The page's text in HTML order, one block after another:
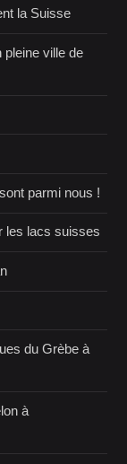
la Suisse
pleine ville de
parmi nous !
les lacs suisses
du Grèbe à
à